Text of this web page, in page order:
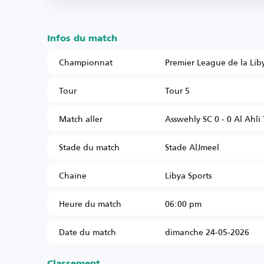
Infos du match
Championnat
Premier League de la
Tour
Tour 5
Match aller
Asswehly SC 0 - 0 Al
Stade du match
Stade AlJmeel
Chaîne
Libya Sports
Heure du match
06:00 pm
Date du match
dimanche 24-05-2026